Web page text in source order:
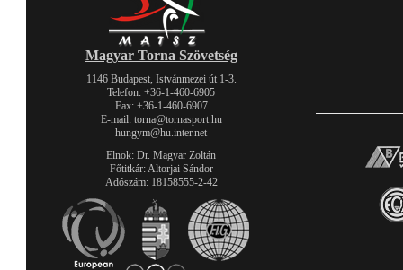
Magyar Torna Szövetség
1146 Budapest, Istvánmezei út 1-3.
Telefon: +36-1-460-6905
Fax: +36-1-460-6907
E-mail: torna@tornasport.hu
hungym@hu.inter.net
Elnök: Dr. Magyar Zoltán
Főtitkár: Altorjai Sándor
Adószám: 18158555-2-42